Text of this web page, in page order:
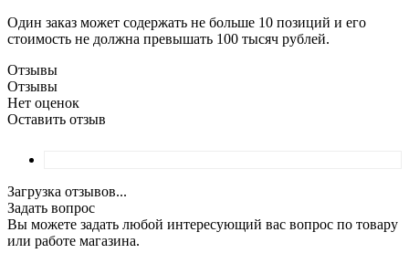
Один заказ может содержать не больше 10 позиций и его
стоимость не должна превышать 100 тысяч рублей.
Отзывы
Отзывы
Нет оценок
Оставить отзыв
Загрузка отзывов...
Задать вопрос
Вы можете задать любой интересующий вас вопрос по товару
или работе магазина.